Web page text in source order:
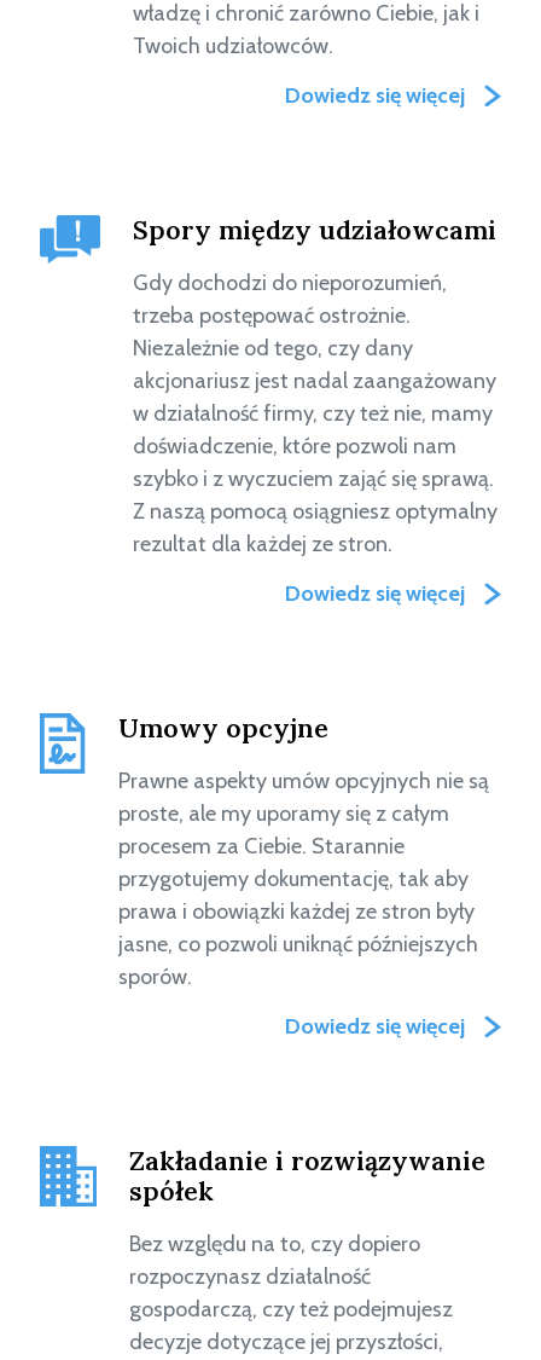
władzę i chronić zarówno Ciebie, jak i
Twoich udziałowców.
Dowiedz się więcej
Spory między udziałowcami
Gdy dochodzi do nieporozumień,
trzeba postępować ostrożnie.
Niezależnie od tego, czy dany
akcjonariusz jest nadal zaangażowany
w działalność firmy, czy też nie, mamy
doświadczenie, które pozwoli nam
szybko i z wyczuciem zająć się sprawą.
Z naszą pomocą osiągniesz optymalny
rezultat dla każdej ze stron.
Dowiedz się więcej
Umowy opcyjne
Prawne aspekty umów opcyjnych nie są
proste, ale my uporamy się z całym
procesem za Ciebie. Starannie
przygotujemy dokumentację, tak aby
prawa i obowiązki każdej ze stron były
jasne, co pozwoli uniknąć późniejszych
sporów.
Dowiedz się więcej
Zakładanie i rozwiązywanie
spółek
Bez względu na to, czy dopiero
rozpoczynasz działalność
gospodarczą, czy też podejmujesz
decyzje dotyczące jej przyszłości,